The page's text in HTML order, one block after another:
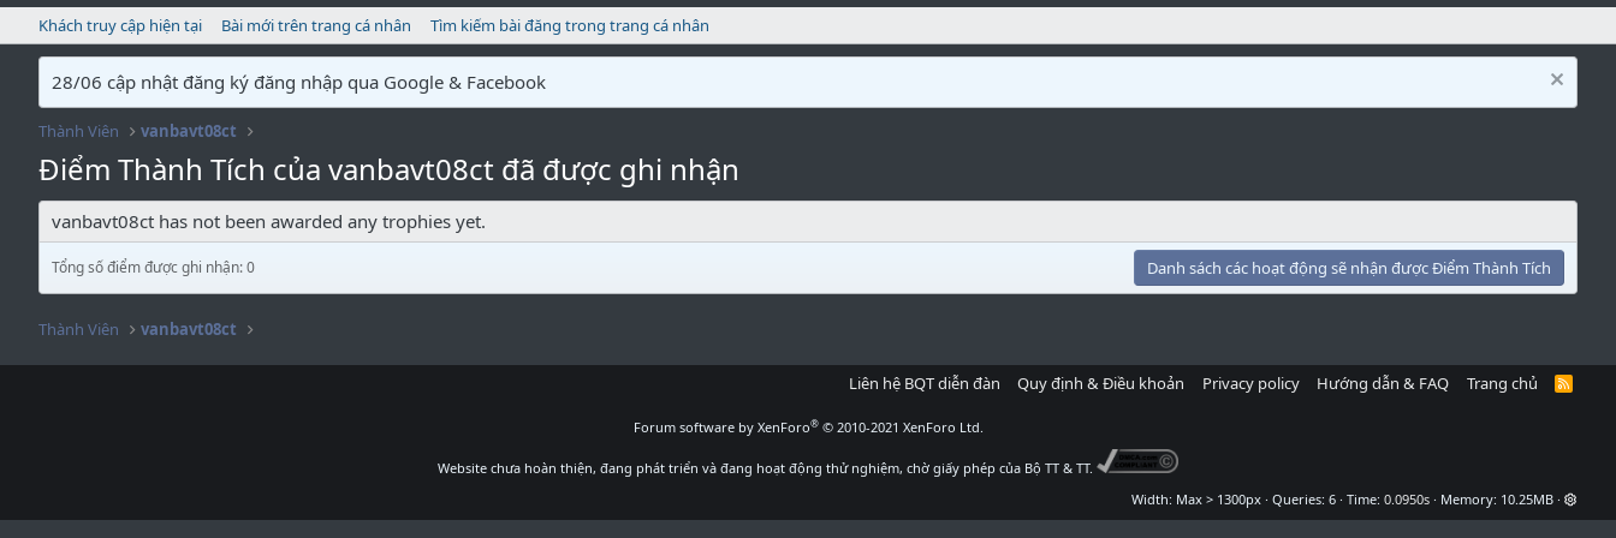
Khách truy cập hiện tại Bài mới trên trang cá nhân Tìm kiếm bài đăng trong trang cá nhân
28/06 cập nhật đăng ký đăng nhập qua Google & Facebook
Thành Viên vanbavt08ct
Điểm Thành Tích của vanbavt08ct đã được ghi nhận
vanbavt08ct has not been awarded any trophies yet.
Tổng số điểm được ghi nhận: 0 Danh sách các hoạt động sẽ nhận được Điểm Thành Tích
Thành Viên vanbavt08ct
Liên hệ BQT diễn đàn Quy định & Điều khoản Privacy policy Hướng dẫn & FAQ Trang chủ
R
Forum software by XenForo® © 2010-2021 XenForo Ltd.
Website chưa hoàn thiện, đang phát triển và đang hoạt động thử nghiệm, chờ giấy phép của Bộ TT & TT.
Width
Queries 6 Time 0.0950s Memory 10.25MB